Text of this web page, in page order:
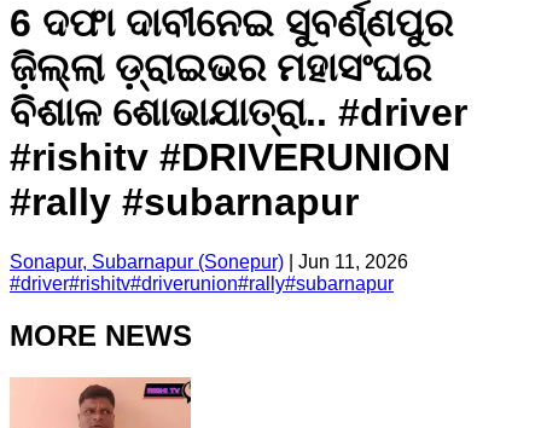
6 ଦଫା ଦାବୀନେଇ ସୁବର୍ଣ୍ଣପୁର
ଜ଼ିଲ୍ଲା ଡ଼୍ରାଇଭର ମହାସଂଘର
ବିଶାଳ ଶୋଭାଯାତ୍ରା.. #driver
#rishitv #DRIVERUNION
#rally #subarnapur
Sonapur, Subarnapur (Sonepur)
Jun 11, 2026
#driver#rishitv#driverunion#rally#subarnapur
MORE NEWS